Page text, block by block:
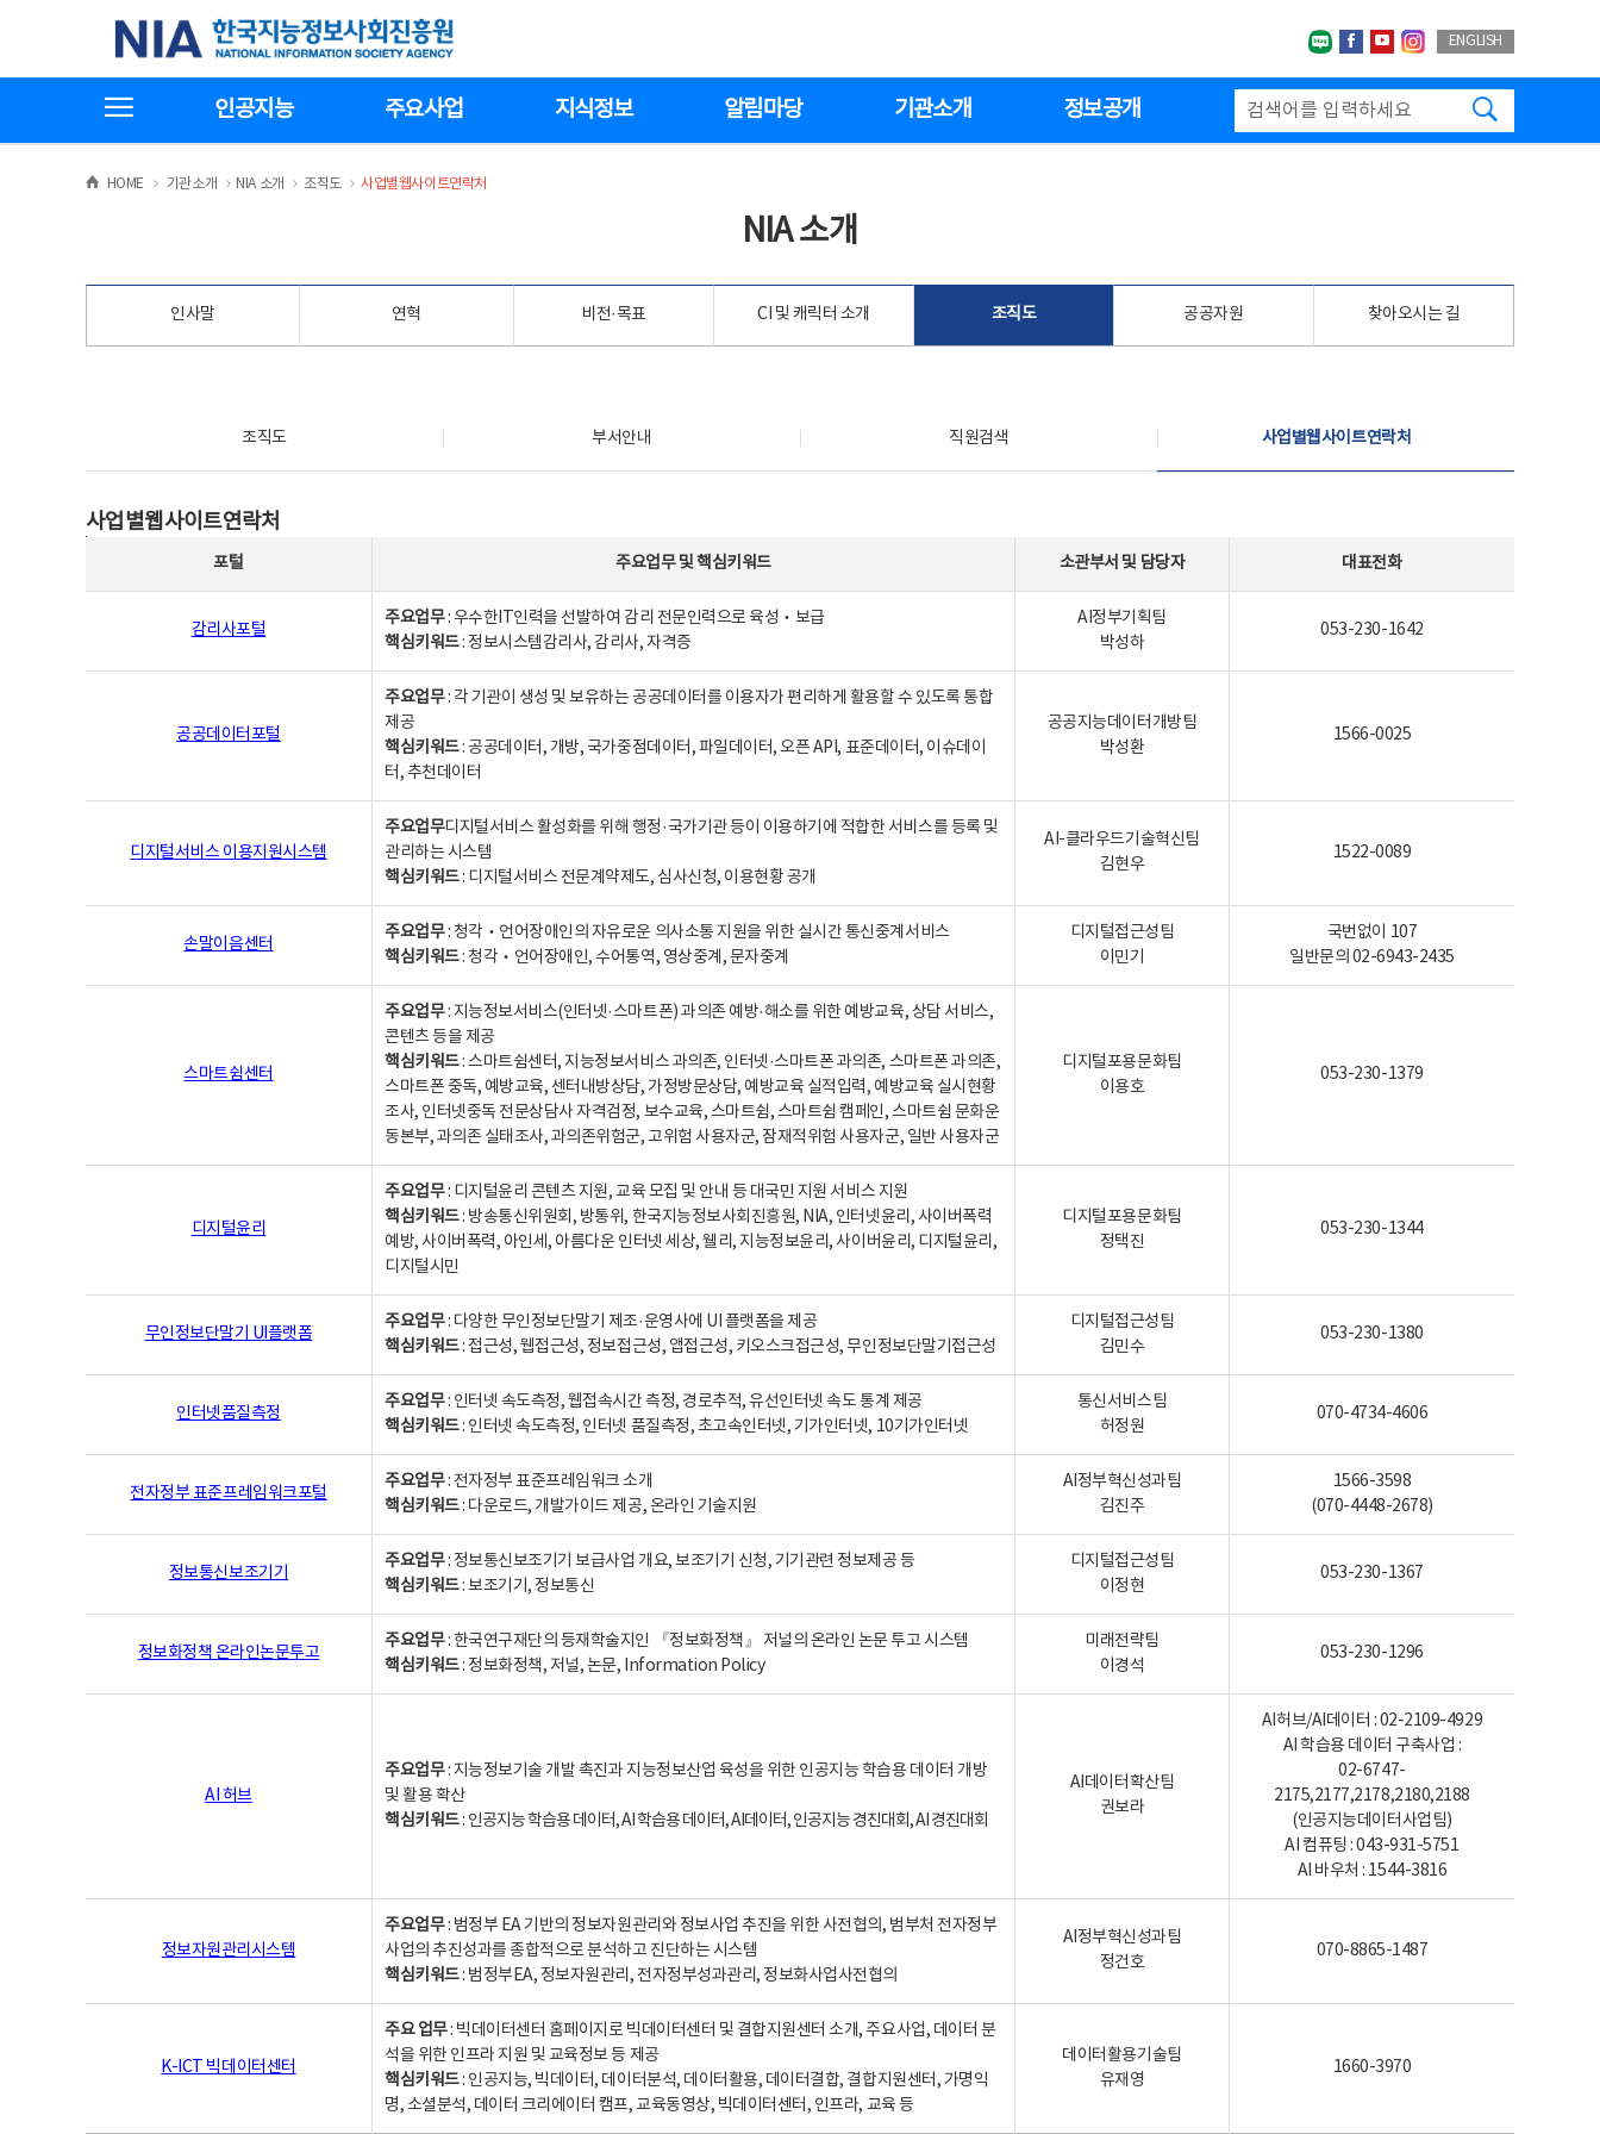
기
한국지능정보사회진흥원
네이버블로그
페이스북
유투브인스타그랩
ENGLISH
인공지능 주요사업 지식정보 알림마당 기관소개 정보공개
HOME >
기관소개 >NIA 소개 >
조직도 >
사업별웹사이트연락처
NIA 소개
인사말 연혁 비전·목표 CI 및 캐릭터 소개 조직도 공공자원 찾아오시는 길
조직도 부서안내 직원검색 사업별웹사이트연락처
사업별웹사이트연락처
포털 주요업무및핵심키워드 소관부서 및 담당자 대표전화
감리사포털
주요업무: 우수한IT인력을 선발하여 감리 전문인력으로 육성‧보급
핵심키워드: 정보시스템감리사, 감리사, 자격증
AI정부기획팀
박성하
053-230-1642
공공데이터포털
주요업무: 각 기관이 생성 및 보유하는 공공데이터를 이용자가 편리하게 활용할 수 있도록 통합
제공
핵심키워드: 공공데이터, 개방, 국가중점데이터, 파일데이터, 오픈 API, 표준데이터, 이슈데이
터, 추천데이터
공공지능데이터개방팀
박성환
1566-0025
디지털서비스 이용지원시스템
주요업무디지털서비스 활성화를 위해 행정·국가기관 등이 이용하기에 적합한 서비스를 등록 및
관리하는 시스템
핵심키워드: 디지털서비스 전문계약제도, 심사신청, 이용현황 공개
AI-클라우드기술혁신팀
김현우
1522-0089
손말이음센터
주요업무: 청각‧언어장애인의 자유로운 의사소통 지원을 위한 실시간 통신중계서비스
핵심키워드: 청각‧언어장애인, 수어통역, 영상중계, 문자중계
디지털접근성팀
이민기
국번없이 107
일반문의 02-6943-2435
스마트쉼센터
주요업무: 지능정보서비스(인터넷·스마트폰) 과의존 예방·해소를 위한 예방교육, 상담 서비스,
콘텐츠 등을 제공
핵심키워드: 스마트쉼센터, 지능정보서비스 과의존, 인터넷·스마트폰 과의존, 스마트폰 과의존,
스마트폰 중독, 예방교육, 센터내방상담, 가정방문상담, 예방교육 실적입력, 예방교육 실시현황
조사, 인터넷중독 전문상담사 자격검정, 보수교육, 스마트쉼, 스마트쉼 캠페인, 스마트쉼 문화운
동본부, 과의존 실태조사, 과의존위험군, 고위험 사용자군, 잠재적위험 사용자군, 일반 사용자군
디지털포용문화팀
이용호
053-230-1379
디지털윤리
주요업무: 디지털윤리 콘텐츠 지원, 교육 모집 및 안내 등 대국민 지원 서비스 지원
핵심키워드: 방송통신위원회, 방통위, 한국지능정보사회진흥원, NIA, 인터넷윤리, 사이버폭력
예방, 사이버폭력, 아인세, 아름다운 인터넷 세상, 웰리, 지능정보윤리, 사이버윤리, 디지털윤리,
디지털시민
디지털포용문화팀
정택진
053-230-1344
무인정보단말기 UI플랫폼
주요업무: 다양한 무인정보단말기 제조·운영사에 UI 플랫폼을 제공
핵심키워드: 접근성, 웹접근성, 정보접근성, 앱접근성, 키오스크접근성, 무인정보단말기접근성
디지털접근성팀
김민수
053-230-1380
인터넷품질측정
주요업무: 인터넷 속도측정, 웹접속시간 측정, 경로추적, 유선인터넷 속도 통계 제공
핵심키워드: 인터넷 속도측정, 인터넷 품질측정, 초고속인터넷, 기가인터넷, 10기가인터넷
통신서비스팀
허정원
070-4734-4606
전자정부 표준프레임워크포털
주요업무: 전자정부 표준프레임워크 소개
핵심키워드: 다운로드, 개발가이드 제공, 온라인 기술지원
AI정부혁신성과팀
김진주
1566-3598
(070-4448-2678)
정보통신보조기기
주요업무: 정보통신보조기기 보급사업 개요, 보조기기 신청, 기기관련 정보제공 등
핵심키워드: 보조기기, 정보통신
디지털접근성팀
이정현
053-230-1367
정보화정책 온라인논문투고
주요업무: 한국연구재단의 등재학술지인 『정보화정책』 저널의 온라인 논문 투고 시스템
핵심키워드: 정보화정책, 저널, 논문, Information Policy
미래전략팀
이경석
053-230-1296
AI 허브
주요업무: 지능정보기술 개발 촉진과 지능정보산업 육성을 위한 인공지능 학습용 데이터 개방
및 활용 확산
핵심키워드: 인공지능 학습용 데이터, AI 학습용 데이터, AI데이터, 인공지능 경진대회, AI 경진대회
AI데이터확산팀
권보라
AI허브/AI데이터 : 02-2109-4929
AI 학습용 데이터 구축사업 :
02-6747-
2175,2177,2178,2180,2188
(인공지능데이터사업팀)
AI 컴퓨팅 : 043-931-5751
AI 바우처 : 1544-3816
정보자원관리시스템
주요업무: 범정부 EA 기반의 정보자원관리와 정보사업 추진을 위한 사전협의, 범부처 전자정부
사업의 추진성과를 종합적으로 분석하고 진단하는 시스템
핵심키워드: 범정부EA, 정보자원관리, 전자정부성과관리, 정보화사업사전협의
AI정부혁신성과팀
정건호
070-8865-1487
K-ICT 빅데이터센터
주요 업무: 빅데이터센터 홈페이지로 빅데이터센터 및 결합지원센터 소개, 주요사업, 데이터 분
석을 위한 인프라 지원 및 교육정보 등 제공
핵심키워드: 인공지능, 빅데이터, 데이터분석, 데이터활용, 데이터결합, 결합지원센터, 가명익
명, 소셜분석, 데이터 크리에이터 캠프, 교육동영상, 빅데이터센터, 인프라, 교육 등
데이터활용기술팀
유재영
1660-3970